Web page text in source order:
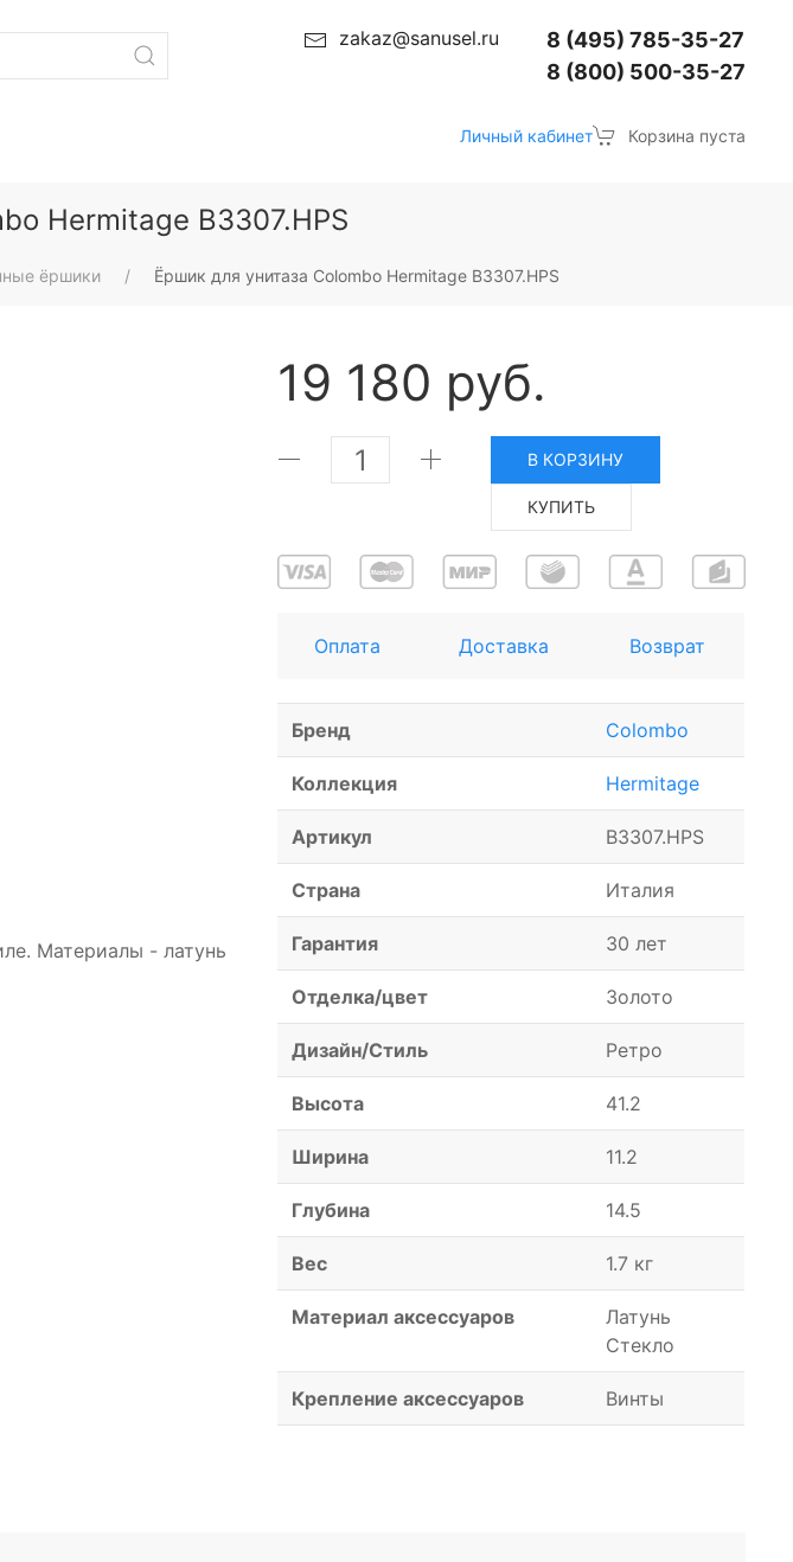
zakaz@sanusel.ru
8 (495) 785-35-27
8 (800) 500-35-27
Личный кабинет Корзина пуста
Hermitage B3307.HPS
ёршики Ёршик для унитаза Colombo Hermitage B3307.HPS
Материалы - латунь
19 180 руб.
В КОРЗИНУ
КУПИТЬ
Оплата Доставка Возврат
Бренд Colombo
Коллекция Hermitage
Артикул B3307.HPS
Страна Италия
Гарантия 30 лет
Отделка/цвет Золото
Дизайн/Стиль Ретро
Высота 41.2
Ширина 11.2
Глубина 14.5
Вес 1.7 кг
Материал аксессуаров
Латунь
Стекло
Крепление аксессуаров Винты